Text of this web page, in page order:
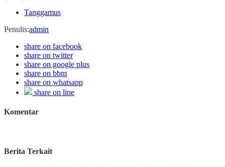
Tanggamus
Penulis:admin
share on facebook
share on twitter
share on google plus
share on bbm
share on whatsapp
share on line
Komentar
Berita Terkait